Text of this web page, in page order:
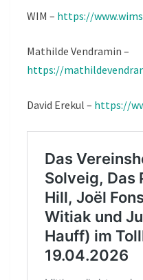
WIM – https://
Mathilde Vendramin –
https://
David Erekul – https://